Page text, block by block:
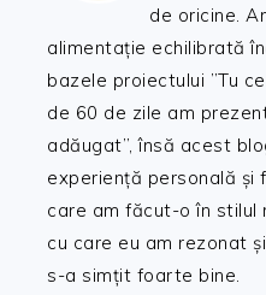
de oricine.
alimentație echilibrată
bazele proiectului ”Tu
de 60 de zile am
adăugat”, însă acest
experiență personală și
care am făcut-o în stilul
cu care eu am rezonat
s-a simțit foarte bine.